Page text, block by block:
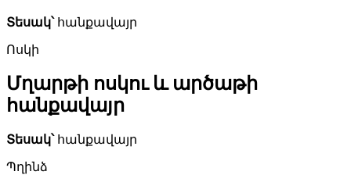
Տեսակ՝հանքավայր
Ոսկի
Մղարթի ոսկու և արծաթի
հանքավայր
Տեսակ՝հանքավայր
Պղինձ